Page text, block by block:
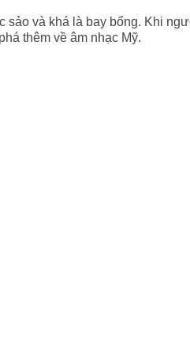
sảo và khá là bay bổng. Khi
thêm về âm nhạc Mỹ.